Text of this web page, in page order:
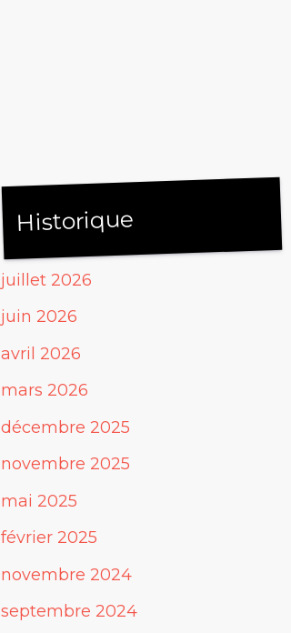
Historique
juillet 2026
juin 2026
avril 2026
mars 2026
décembre 2025
novembre 2025
mai 2025
février 2025
novembre 2024
septembre 2024